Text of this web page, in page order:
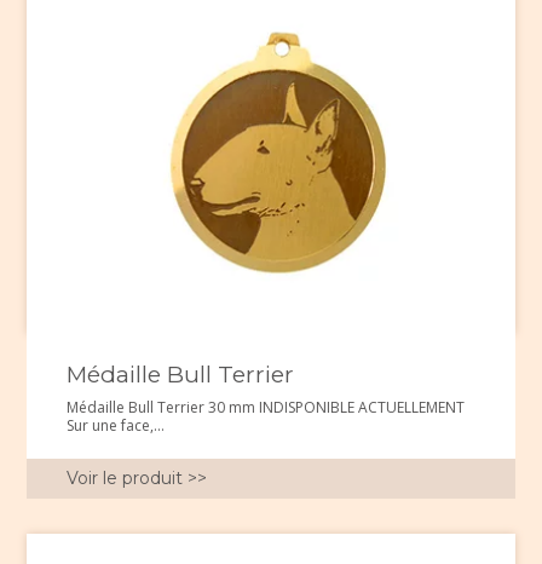
Médaille Bull Terrier
Médaille Bull Terrier 30 mm INDISPONIBLE ACTUELLEMENT
Sur une face,...
Voir le produit >>